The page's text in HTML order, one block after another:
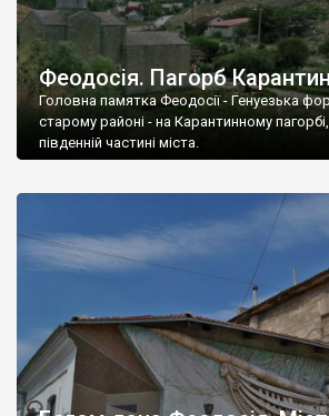
Феодосія. Пагорб
Головна памятка Феодосії - Генуезька
старому районі - на Карантинному
південній частині міста.